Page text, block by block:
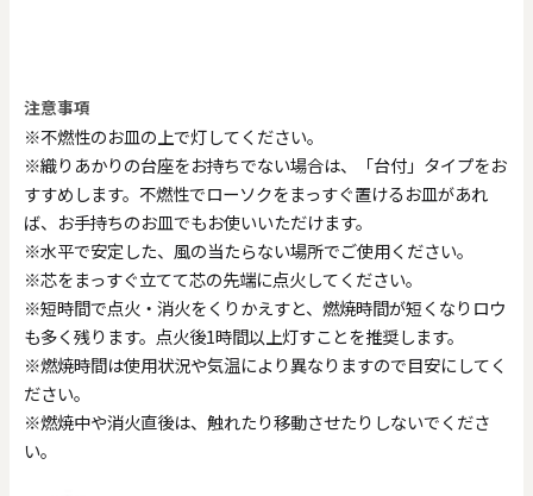
注意事項
※不燃性のお皿の上で灯してください。
※織りあかりの台座をお持ちでない場合は、「台付」タイプをお
すすめします。不燃性でローソクをまっすぐ置けるお皿があれ
ば、お手持ちのお皿でもお使いいただけます。
※水平で安定した、風の当たらない場所でご使用ください。
※芯をまっすぐ立てて芯の先端に点火してください。
※短時間で点火・消火をくりかえすと、燃焼時間が短くなりロウ
も多く残ります。点火後1時間以上灯すことを推奨します。
※燃焼時間は使用状況や気温により異なりますので目安にしてく
ださい。
※燃焼中や消火直後は、触れたり移動させたりしないでくださ
い。